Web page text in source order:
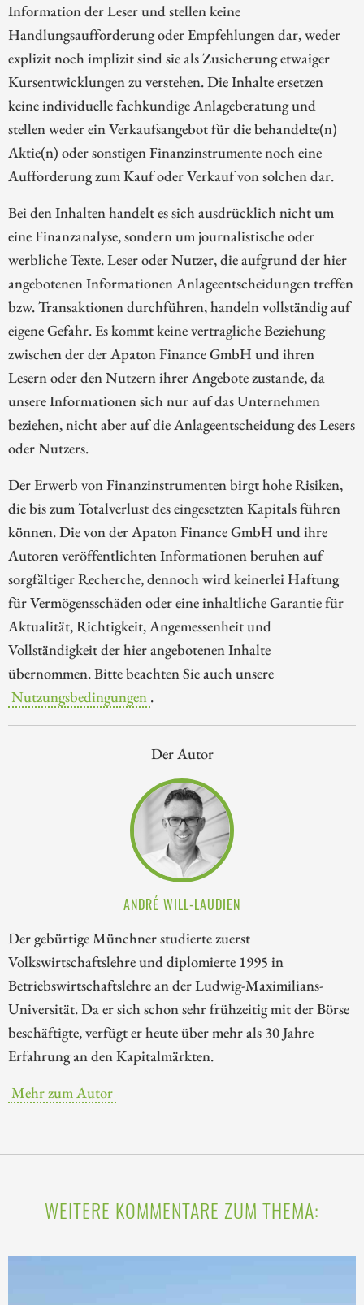
Information der Leser und stellen keine
Handlungsaufforderung oder Empfehlungen dar, weder
explizit noch implizit sind sie als Zusicherung etwaiger
Kursentwicklungen zu verstehen. Die Inhalte ersetzen
keine individuelle fachkundige Anlageberatung und
stellen weder ein Verkaufsangebot für die behandelte(n)
Aktie(n) oder sonstigen Finanzinstrumente noch eine
Aufforderung zum Kauf oder Verkauf von solchen dar.
Bei den Inhalten handelt es sich ausdrücklich nicht um
eine Finanzanalyse, sondern um journalistische oder
werbliche Texte. Leser oder Nutzer, die aufgrund der hier
angebotenen Informationen Anlageentscheidungen treffen
bzw. Transaktionen durchführen, handeln vollständig auf
eigene Gefahr. Es kommt keine vertragliche Beziehung
zwischen der der Apaton Finance GmbH und ihren
Lesern oder den Nutzern ihrer Angebote zustande, da
unsere Informationen sich nur auf das Unternehmen
beziehen, nicht aber auf die Anlageentscheidung des Lesers
oder Nutzers.
Der Erwerb von Finanzinstrumenten birgt hohe Risiken,
die bis zum Totalverlust des eingesetzten Kapitals führen
können. Die von der Apaton Finance GmbH und ihre
Autoren veröffentlichten Informationen beruhen auf
sorgfältiger Recherche, dennoch wird keinerlei Haftung
für Vermögensschäden oder eine inhaltliche Garantie für
Aktualität, Richtigkeit, Angemessenheit und
Vollständigkeit der hier angebotenen Inhalte
übernommen. Bitte beachten Sie auch unsere
Nutzungsbedingungen .
Der Autor
ANDRÉ WILL-LAUDIEN
Der gebürtige Münchner studierte zuerst
Volkswirtschaftslehre und diplomierte 1995 in
Betriebswirtschaftslehre an der Ludwig-Maximilians-
Universität. Da er sich schon sehr frühzeitig mit der Börse
beschäftigte, verfügt er heute über mehr als 30 Jahre
Erfahrung an den Kapitalmärkten.
Mehr zum Autor
WEITERE KOMMENTARE ZUM THEMA: